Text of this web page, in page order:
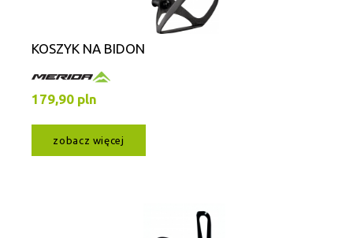
KOSZYK NA BIDON
179,90 pln
zobacz więcej